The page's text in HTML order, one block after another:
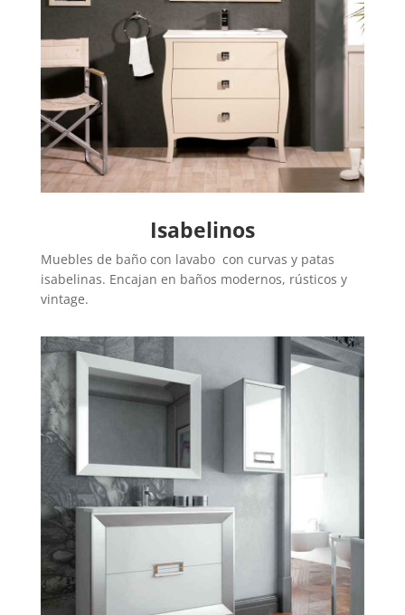
Isabelinos
Muebles de baño con lavabo con curvas y patas
isabelinas. Encajan en baños modernos, rústicos y
vintage.